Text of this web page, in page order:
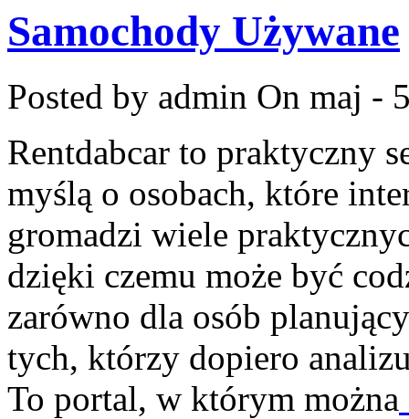
Samochody Używane
Posted by admin On maj -
Rentdabcar to praktyczny
myślą o osobach, które
gromadzi wiele
dzięki czemu może być
zarówno dla osób
tych, którzy dopiero
To portal, w którym można